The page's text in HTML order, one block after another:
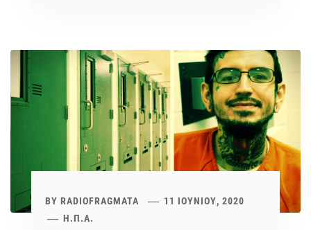
BY RADIOFRAGMATA
11 ΙΟΥΝΊΟΥ, 2020
Η.Π.Α.